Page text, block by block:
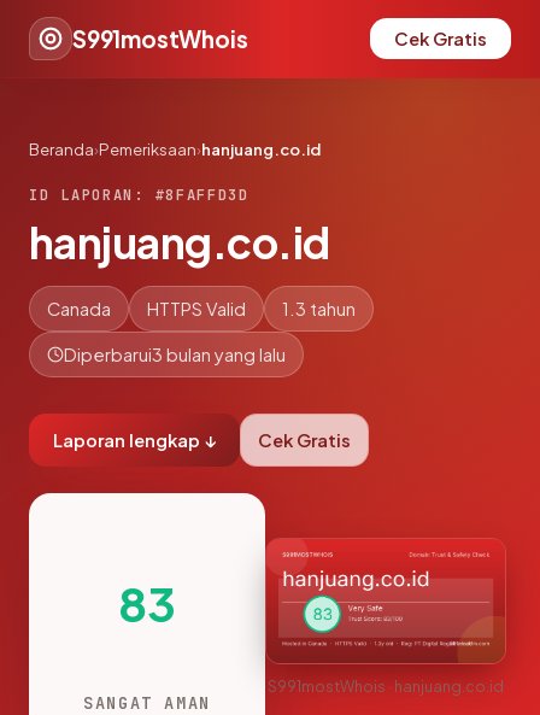
S991mostWhois Cek Gratis
Beranda›Pemeriksaan›hanjuang.co.id
ID LAPORAN: #8FAFFD3D
hanjuang.co.id
Canada HTTPS Valid 1.3 tahun
Diperbarui3 bulan yang lalu
Laporan lengkap ↓ Cek Gratis
83
SANGAT AMAN
S991mostWhois · hanjuang.co.id